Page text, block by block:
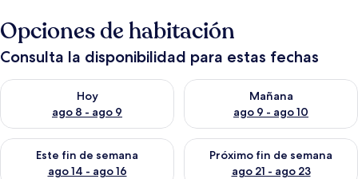
Opciones de habitación
Consulta la disponibilidad para estas fechas
Hoy
ago 8 - ago 9
Consulta la disponibilidad para hoy ago 8 - ago 9
Mañana
ago 9 - ago 10
Consulta la disponibilidad
Este fin de semana
ago 14 - ago 16
Consulta la disponibilidad para este fin de semana ago 14 -
Próximo fin de semana
ago 21 - ago 23
Consulta la disponibilidad